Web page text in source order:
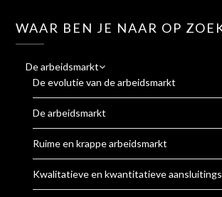
WAAR BEN JE NAAR OP
De arbeidsmarkt
De evolutie van de arbeidsmarkt
De arbeidsmarkt
Ruime en krappe arbeidsmarkt
Kwalitatieve en kwantitatieve